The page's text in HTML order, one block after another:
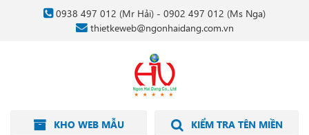
0938 497 012 (Mr Hải) - 0902 497 012 (Ms Nga)
thietkeweb@ngonhaidang.com.vn
KHO WEB MẪU KIỂM TRA TÊN MIỀN